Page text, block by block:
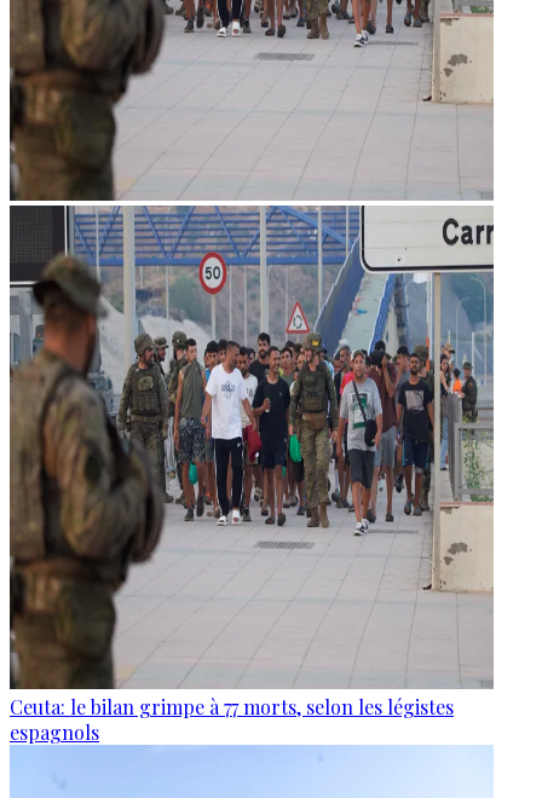
Ceuta: le bilan grimpe à 77 morts, selon les légistes
espagnols